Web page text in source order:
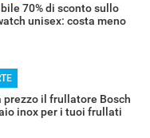
70% di sconto sullo
unisex: costa meno
prezzo il frullatore Bosch
inox per i tuoi frullati